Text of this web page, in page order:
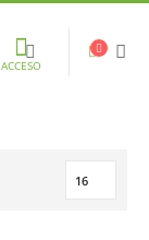
ACCESO